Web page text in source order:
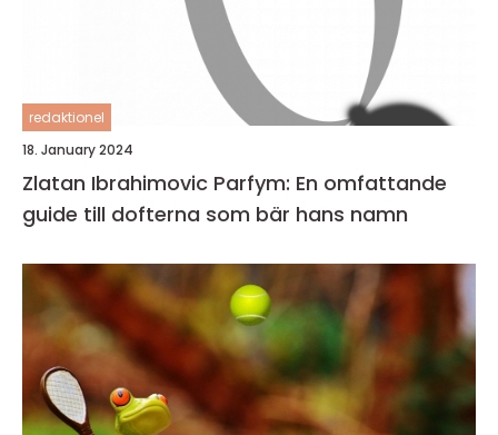
redaktionel
18. January 2024
Zlatan Ibrahimovic Parfym: En omfattande
guide till dofterna som bär hans namn